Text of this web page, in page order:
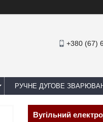
+380 (67)
РУЧНЕ ДУГОВЕ
Вугільний